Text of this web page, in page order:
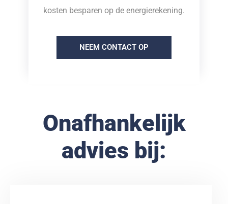
kosten besparen op de energierekening.
NEEM CONTACT OP
Onafhankelijk
advies bij: